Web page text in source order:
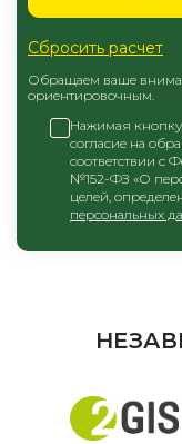
Обращаем ваше
ориентировочным.
Нажимая
согласие на
соответствии с
№152-ФЗ «О
целей,
персональных
Сбросить расчет